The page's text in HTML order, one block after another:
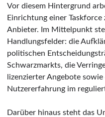
Vor diesem Hintergrund
Einrichtung einer
Anbieter. Im Mittelpunkt
Handlungsfelder: die
politischen
Schwarzmarkts, die
lizenzierter Angebote
Nutzererfahrung im
Darüber hinaus steht das